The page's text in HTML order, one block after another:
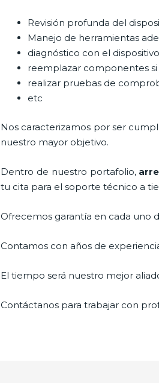
Revisión profunda del
Manejo de herramientas
diagnóstico con el
reemplazar componentes
realizar pruebas de
etc
Nos caracterizamos por ser
nuestro mayor objetivo.
Dentro de nuestro portafolio,
tu cita para el soporte técnico a
Ofrecemos garantía en cada uno
Contamos con años de
El tiempo será nuestro mejor
Contáctanos para trabajar con